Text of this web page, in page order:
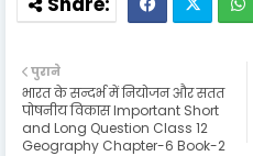
पुराने
भारत के सन्दर्भ में नियोजन और सतत
पोषनीय विकास Important Short
and Long Question Class 12
Geography Chapter-6 Book-2